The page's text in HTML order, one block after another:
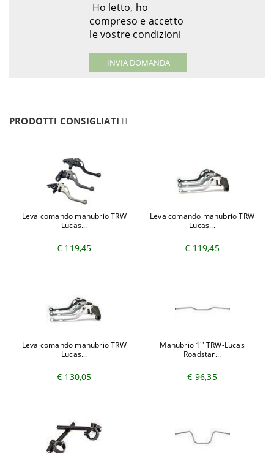
Ho letto, ho
compreso e accetto
le vostre condizioni
PRODOTTI CONSIGLIATI
Leva comando manubrio TRW
Lucas...
€ 119,45
Leva comando manubrio TRW
Lucas...
€ 119,45
Leva comando manubrio TRW
Lucas...
€ 130,05
Manubrio 1'' TRW-Lucas
Roadstar...
€ 96,35